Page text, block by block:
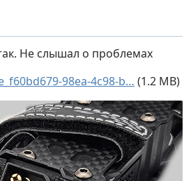
Не слышал о проблемах
98ea-4c98-b… (1.2 MB)